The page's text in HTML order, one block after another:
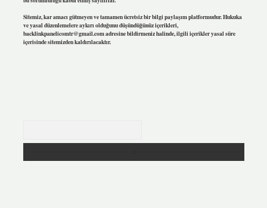
Sitemiz, kar amacı gütmeyen ve tamamen ücretsiz bir bilgi paylaşım platformudur. Hukuka
ve yasal düzenlemelere aykırı olduğunu düşündüğünüz içerikleri,
backlinkpanelicomtr@gmail.comadresine bildirmeniz halinde, ilgili içerikler yasal süre
içerisinde sitemizden kaldırılacaktır.